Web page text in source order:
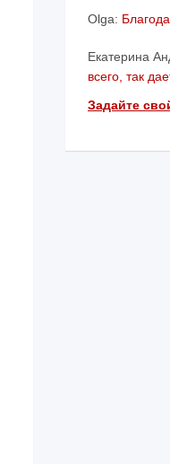
Olga:
Екатерина
всего, так
Задайте